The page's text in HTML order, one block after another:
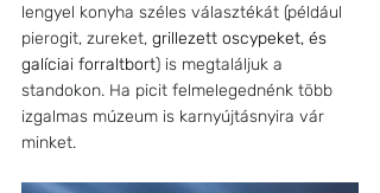
lengyel konyha széles választékát (például
pierogit, zureket, grillezett oscypeket, és
galíciai forraltbort) is megtaláljuk a
standokon. Ha picit felmelegednénk több
izgalmas múzeum is karnyújtásnyira vár
minket.